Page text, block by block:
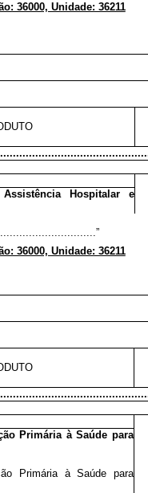
36000, Unidade: 36211
Hospitalar e
36000, Unidade: 36211
Primária à Saúde para
Primária à Saúde para